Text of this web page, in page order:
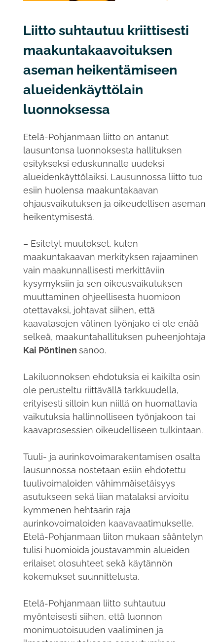
Liitto suhtautuu kriittisesti
maakuntakaavoituksen
aseman heikentämiseen
alueidenkäyttölain
luonnoksessa
Etelä-Pohjanmaan liitto on antanut
lausuntonsa luonnoksesta hallituksen
esitykseksi eduskunnalle uudeksi
alueidenkäyttölaiksi. Lausunnossa liitto tuo
esiin huolensa maakuntakaavan
ohjausvaikutuksen ja oikeudellisen aseman
heikentymisestä.
– Esitetyt muutokset, kuten
maakuntakaavan merkityksen rajaaminen
vain maakunnallisesti merkittäviin
kysymyksiin ja sen oikeusvaikutuksen
muuttaminen ohjeellisesta huomioon
otettavaksi, johtavat siihen, että
kaavatasojen välinen työnjako ei ole enää
selkeä, maakuntahallituksen puheenjohtaja
Kai Pöntinen sanoo.
Lakiluonnoksen ehdotuksia ei kaikilta osin
ole perusteltu riittävällä tarkkuudella,
erityisesti silloin kun niillä on huomattavia
vaikutuksia hallinnolliseen työnjakoon tai
kaavaprosessien oikeudelliseen tulkintaan.
Tuuli- ja aurinkovoimarakentamisen osalta
lausunnossa nostetaan esiin ehdotettu
tuulivoimaloiden vähimmäisetäisyys
asutukseen sekä liian matalaksi arvioitu
kymmenen hehtaarin raja
aurinkovoimaloiden kaavavaatimukselle.
Etelä-Pohjanmaan liiton mukaan sääntelyn
tulisi huomioida joustavammin alueiden
erilaiset olosuhteet sekä käytännön
kokemukset suunnittelusta.
Etelä-Pohjanmaan liitto suhtautuu
myönteisesti siihen, että luonnon
monimuotoisuuden vaaliminen ja